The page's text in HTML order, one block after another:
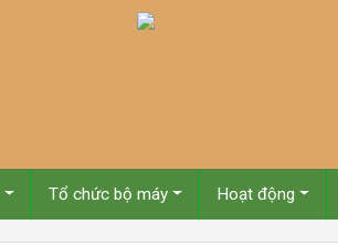
Tổ chức bộ máy Hoạt động